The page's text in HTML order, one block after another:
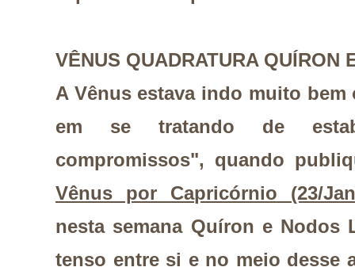
VÊNUS QUADRATURA QUÍRON
A Vênus estava indo muito
em se tratando de
compromissos", quando
Vênus por Capricórnio (23/
nesta semana Quíron e Nodos
tenso entre si e no meio desse